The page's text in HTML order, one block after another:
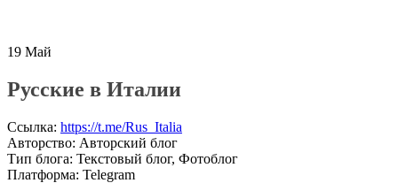
19 Май
Русские в Италии
Ссылка: https://t.me/Rus_Italia
Авторство: Авторский блог
Тип блога: Текстовый блог, Фотоблог
Платформа: Telegram